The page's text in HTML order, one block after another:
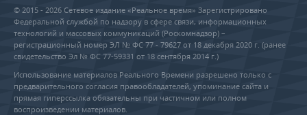
© 2015 - 2026 Сетевое издание «Реальное время» Зарегистрировано
Федеральной службой по надзору в сфере связи, информационных
технологий и массовых коммуникаций (Роскомнадзор) –
регистрационный номер ЭЛ № ФС 77 - 79627 от 18 декабря 2020 г. (ранее
свидетельство Эл № ФС 77-59331 от 18 сентября 2014 г.)
Использование материалов Реального Времени разрешено только с
предварительного согласия правообладателей, упоминание сайта и
прямая гиперссылка обязательны при частичном или полном
воспроизведении материалов.